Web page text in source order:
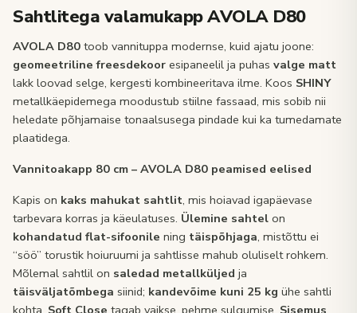
Sahtlitega valamukapp AVOLA D80
AVOLA D80 toob vannituppa modernse, kuid ajatu joone:
geomeetriline freesdekoor esipaneelil ja puhas valge matt
lakk loovad selge, kergesti kombineeritava ilme. Koos SHINY
metallkäepidemega moodustub stiilne fassaad, mis sobib nii
heledate põhjamaise tonaalsusega pindade kui ka tumedamate
plaatidega.
Vannitoakapp 80 cm – AVOLA D80 peamised eelised
Kapis on kaks mahukat sahtlit, mis hoiavad igapäevase
tarbevara korras ja käeulatuses. Ülemine sahtel on
kohandatud flat-sifoonile ning täispõhjaga, mistõttu ei
“söö” torustik hoiuruumi ja sahtlisse mahub oluliselt rohkem.
Mõlemal sahtlil on saledad metallküljed ja
täisväljatõmbega siinid; kandevõime kuni 25 kg ühe sahtli